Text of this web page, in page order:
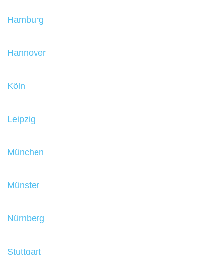
Hamburg
Hannover
Köln
Leipzig
München
Münster
Nürnberg
Stuttgart